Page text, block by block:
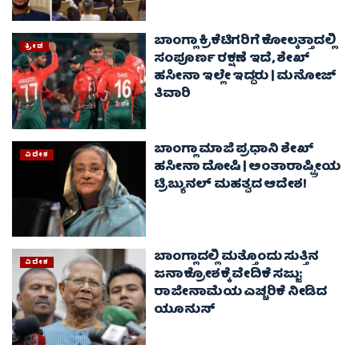
ಕ್ರೀಡೆ ಬಾಂಗ್ಲಾ ಕ್ರಿಕೆಟಿಗರಿಗೆ ಕೋಲ್ಕತ್ತಾದಲ್ಲಿ
ಸಂಪೂರ್ಣ ರಕ್ಷಣೆ ಇದೆ, ಶೇಖ್
ಹಸೀನಾ ಇಲ್ಲೇ ಇದ್ದರು | ಮನೋಜ್
ತಿವಾರಿ
ವಿದೇಶ ಬಾಂಗ್ಲಾ ಮಾಜಿ ಪ್ರಧಾನಿ ಶೇಖ್‌
ಹಸೀನಾ ದೋಷಿ | ಅಂತಾರಾಷ್ಟ್ರೀಯ
ಟ್ರಿಬ್ಯುನಲ್‌ ಮಹತ್ವದ ಆದೇಶ!
ವಿದೇಶ ಬಾಂಗ್ಲಾದಲ್ಲಿ ಮತ್ತೊಂದು ಸುತ್ತಿನ
ಜನಾಕ್ರೋಶಕ್ಕೆ ವೇದಿಕೆ ಸಜ್ಜು:
ರಾಜೀನಾಮೆಯ ಎಚ್ಚರಿಕೆ ನೀಡಿದ
ಯೂನುಸ್